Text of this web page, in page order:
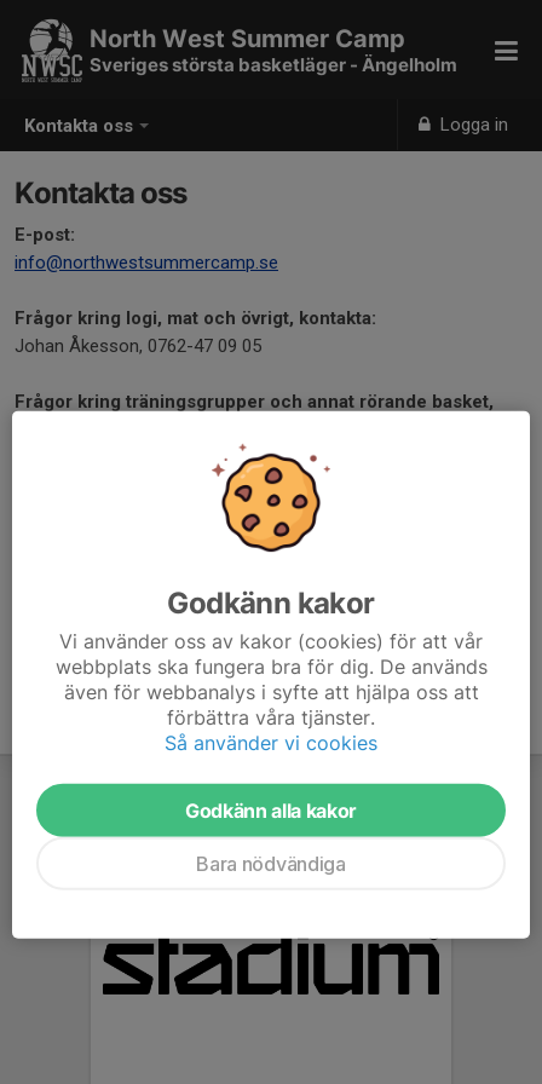
Kontakta oss Logga in
North West Summer Camp
Sveriges största basketläger - Ängelholm
Kontakta oss
E-post:
info@northwestsummercamp.se
Frågor kring logi, mat och övrigt, kontakta:
Johan Åkesson, 0762-47 09 05
Frågor kring träningsgrupper och annat rörande basket,
Jörgen Lillieholm, 0735-75 83 22
Martin Fastberg 0706-60 26 95
Godkänn kakor
Vi använder oss av kakor (cookies) för att vår
webbplats ska fungera bra för dig. De används
även för webbanalys i syfte att hjälpa oss att
förbättra våra tjänster.
Så använder vi cookies
Godkänn alla kakor
Bara nödvändiga